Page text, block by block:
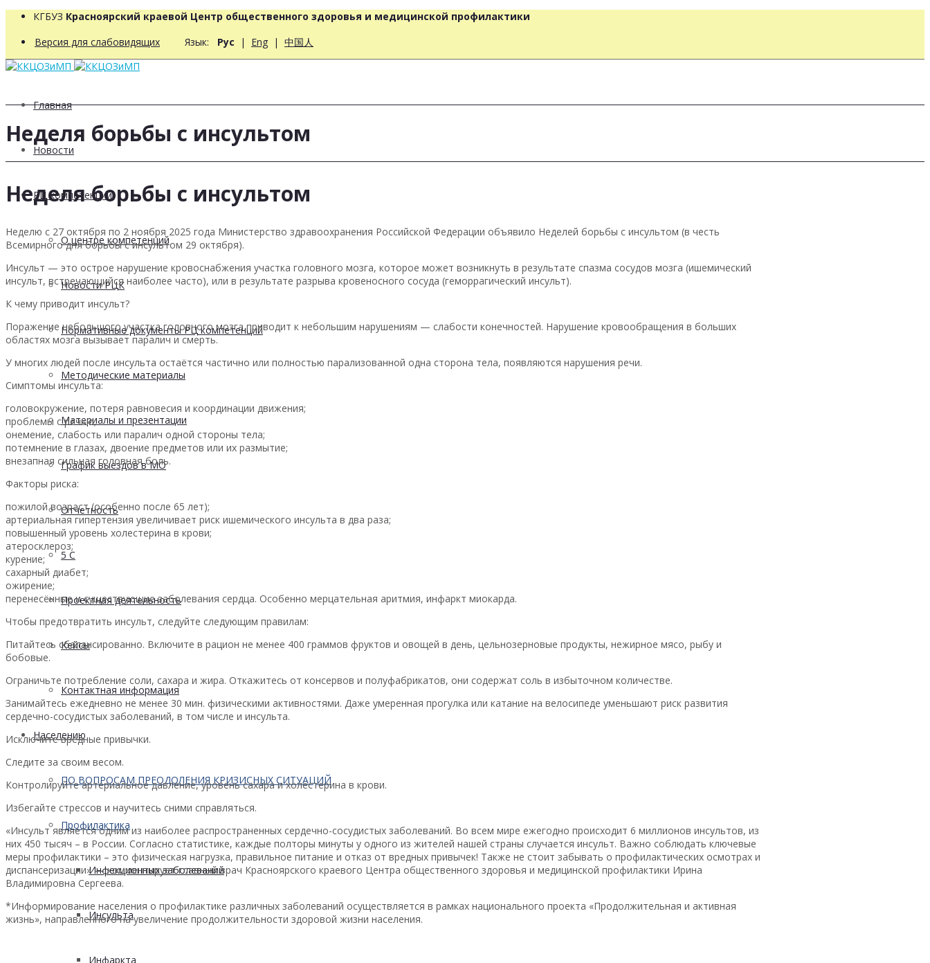
КГБУЗ Красноярский краевой Центр общественного здоровья и медицинской профилактики
Версия для слабовидящих Язык: Рус | Eng | 中国人
Главная
Новости
РЦ компетенций
О центре компетенций
Новости РЦК
Нормативные документы РЦ компетенций
Методические материалы
Материалы и презентации
График выездов в МО
Отчетность
5 С
Проектная деятельность
Кейсы
Контактная информация
Населению
ПО ВОПРОСАМ ПРЕОДОЛЕНИЯ КРИЗИСНЫХ СИТУАЦИЙ
Профилактика
Инфекционных заболеваний
Инсульта
Инфаркта
Неделя борьбы с инсультом
Неделя борьбы с инсультом
Неделю с 27 октября по 2 ноября 2025 года Министерство здравоохранения Российской Федерации объявило Неделей борьбы с инсультом (в честь
Всемирного дня борьбы с инсультом 29 октября).
Инсульт — это острое нарушение кровоснабжения участка головного мозга, которое может возникнуть в результате спазма сосудов мозга (ишемический
инсульт, встречающийся наиболее часто), или в результате разрыва кровеносного сосуда (геморрагический инсульт).
К чему приводит инсульт?
Поражение небольшого участка головного мозга приводит к небольшим нарушениям — слабости конечностей. Нарушение кровообращения в больших
областях мозга вызывает паралич и смерть.
У многих людей после инсульта остаётся частично или полностью парализованной одна сторона тела, появляются нарушения речи.
Симптомы инсульта:
головокружение, потеря равновесия и координации движения;
проблемы с речью;
онемение, слабость или паралич одной стороны тела;
потемнение в глазах, двоение предметов или их размытие;
внезапная сильная головная боль.
Факторы риска:
пожилой возраст (особенно после 65 лет);
артериальная гипертензия увеличивает риск ишемического инсульта в два раза;
повышенный уровень холестерина в крови;
атеросклероз;
курение;
сахарный диабет;
ожирение;
перенесённые и существующие заболевания сердца. Особенно мерцательная аритмия, инфаркт миокарда.
Чтобы предотвратить инсульт, следуйте следующим правилам:
Питайтесь сбалансированно. Включите в рацион не менее 400 граммов фруктов и овощей в день, цельнозерновые продукты, нежирное мясо, рыбу и
бобовые.
Ограничьте потребление соли, сахара и жира. Откажитесь от консервов и полуфабрикатов, они содержат соль в избыточном количестве.
Занимайтесь ежедневно не менее 30 мин. физическими активностями. Даже умеренная прогулка или катание на велосипеде уменьшают риск развития
сердечно-сосудистых заболеваний, в том числе и инсульта.
Исключите вредные привычки.
Следите за своим весом.
Контролируйте артериальное давление, уровень сахара и холестерина в крови.
Избегайте стрессов и научитесь сними справляться.
«Инсульт является одним из наиболее распространенных сердечно-сосудистых заболеваний. Во всем мире ежегодно происходит 6 миллионов инсультов, из
них 450 тысяч – в России. Согласно статистике, каждые полторы минуты у одного из жителей нашей страны случается инсульт. Важно соблюдать ключевые
меры профилактики – это физическая нагрузка, правильное питание и отказ от вредных привычек! Также не стоит забывать о профилактических осмотрах и
диспансеризации» — комментирует главный врач Красноярского краевого Центра общественного здоровья и медицинской профилактики Ирина
Владимировна Сергеева.
*Информирование населения о профилактике различных заболеваний осуществляется в рамках национального проекта «Продолжительная и активная
жизнь», направленного на увеличение продолжительности здоровой жизни населения.